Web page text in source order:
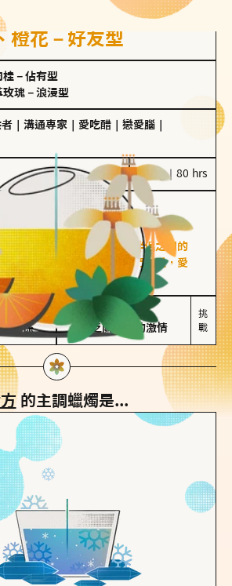
橙花－好友型
桂 － 佔有型
玫瑰 － 浪漫型
溝通專家 愛吃醋 戀愛腦
100 g｜80 hrs
好友型
佛手柑、橙花
享生活中的點滴，重視與伴侶之間的
感是重要的關鍵詞。對他們來說，愛
心靈深處的共鳴和理解。
溝通
關係
不喜歡變化
缺乏關係中的激情
挑
戰
的主調蠟燭是...